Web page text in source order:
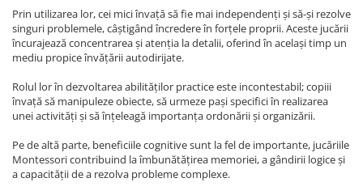
Prin utilizarea lor, cei mici învață să fie mai independenți și să-și rezolve
singuri problemele, câștigând încredere în forțele proprii. Aceste jucării
încurajează concentrarea și atenția la detalii, oferind în același timp un
mediu propice învățării autodirijate.
Rolul lor în dezvoltarea abilităților practice este incontestabil; copiii
învață să manipuleze obiecte, să urmeze pași specifici în realizarea
unei activități și să înțeleagă importanța ordonării și organizării.
Pe de altă parte, beneficiile cognitive sunt la fel de importante, jucăriile
Montessori contribuind la îmbunătățirea memoriei, a gândirii logice și
a capacității de a rezolva probleme complexe.